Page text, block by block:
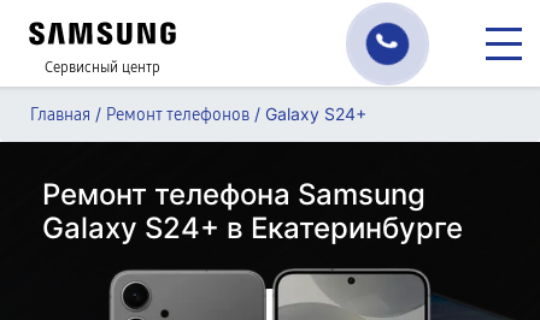
Сервисный центр
Главная / Ремонт телефонов / Galaxy S24+
Ремонт телефона Samsung
Galaxy S24+ в Екатеринбурге